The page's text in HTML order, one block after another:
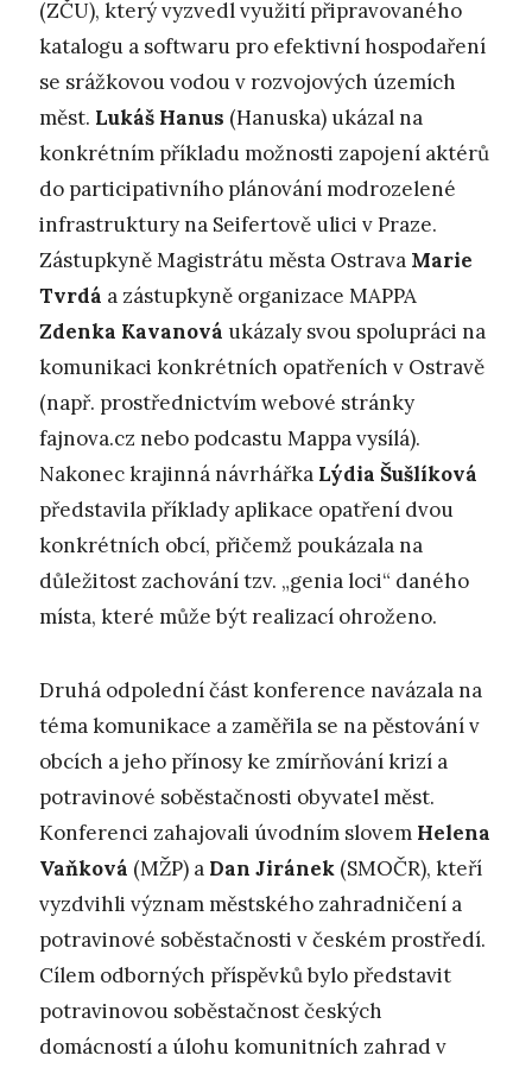
(ZČU), který vyzvedl využití připravovaného
katalogu a softwaru pro efektivní hospodaření
se srážkovou vodou v rozvojových územích
měst. Lukáš Hanus (Hanuska) ukázal na
konkrétním příkladu možnosti zapojení aktérů
do participativního plánování modrozelené
infrastruktury na Seifertově ulici v Praze.
Zástupkyně Magistrátu města Ostrava Marie
Tvrdá a zástupkyně organizace MAPPA
Zdenka Kavanová ukázaly svou spolupráci na
komunikaci konkrétních opatřeních v Ostravě
(např. prostřednictvím webové stránky
fajnova.cz nebo podcastu Mappa vysílá).
Nakonec krajinná návrhářka Lýdia Šušlíková
představila příklady aplikace opatření dvou
konkrétních obcí, přičemž poukázala na
důležitost zachování tzv. „genia loci“ daného
místa, které může být realizací ohroženo.
Druhá odpolední část konference navázala na
téma komunikace a zaměřila se na pěstování v
obcích a jeho přínosy ke zmírňování krizí a
potravinové soběstačnosti obyvatel měst.
Konferenci zahajovali úvodním slovem Helena
Vaňková (MŽP) a Dan Jiránek (SMOČR), kteří
vyzdvihli význam městského zahradničení a
potravinové soběstačnosti v českém prostředí.
Cílem odborných příspěvků bylo představit
potravinovou soběstačnost českých
domácností a úlohu komunitních zahrad v